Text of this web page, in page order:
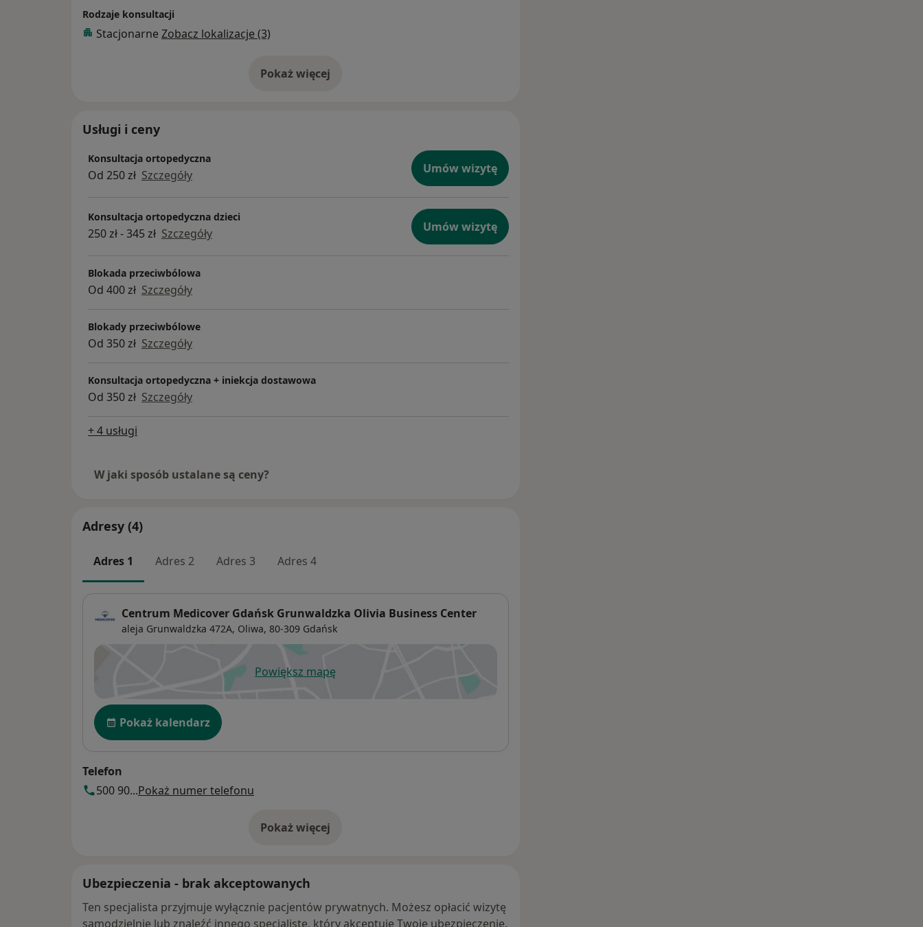
Rodzaje konsultacji
Stacjonarne Zobacz lokalizacje (3)
Pokaż więcejo doświadczeniu
Usługi i ceny
Konsultacja ortopedyczna
Od 250 zł Szczegóły Umów wizytę
Konsultacja ortopedyczna dzieci
250 zł - 345 zł Szczegóły Umów wizytę
Blokada przeciwbólowa
Od 400 zł Szczegóły
Blokady przeciwbólowe
Od 350 zł Szczegóły
Konsultacja ortopedyczna + iniekcja dostawowa
Od 350 zł Szczegóły
+ 4 usługi
W jaki sposób ustalane są ceny?
Adresy (4)
Adres 1 Adres 2 Adres 3 Adres 4
Centrum Medicover Gdańsk Grunwaldzka Olivia Business Center
aleja Grunwaldzka 472A, Oliwa, 80-309 Gdańsk
Powiększ mapęotwiera się w nowej karcie
Dostępność
Pokaż kalendarz
Telefon
500 90...Pokaż numer telefonu
Pokaż więcej
o adresie
Ubezpieczenia - brak akceptowanych
Ten specjalista przyjmuje wyłącznie pacjentów prywatnych. Możesz opłacić wizytę
samodzielnie lub znaleźć innego specjalistę, który akceptuje Twoje ubezpieczenie.